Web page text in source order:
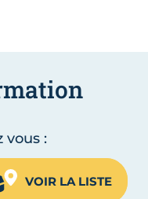
vous :
VOIR LA LISTE